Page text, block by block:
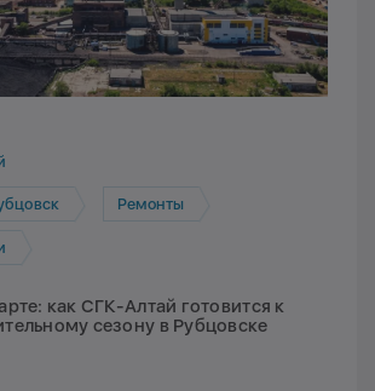
Ремонты
как СГК-Алтай готовится к
сезону в Рубцовске